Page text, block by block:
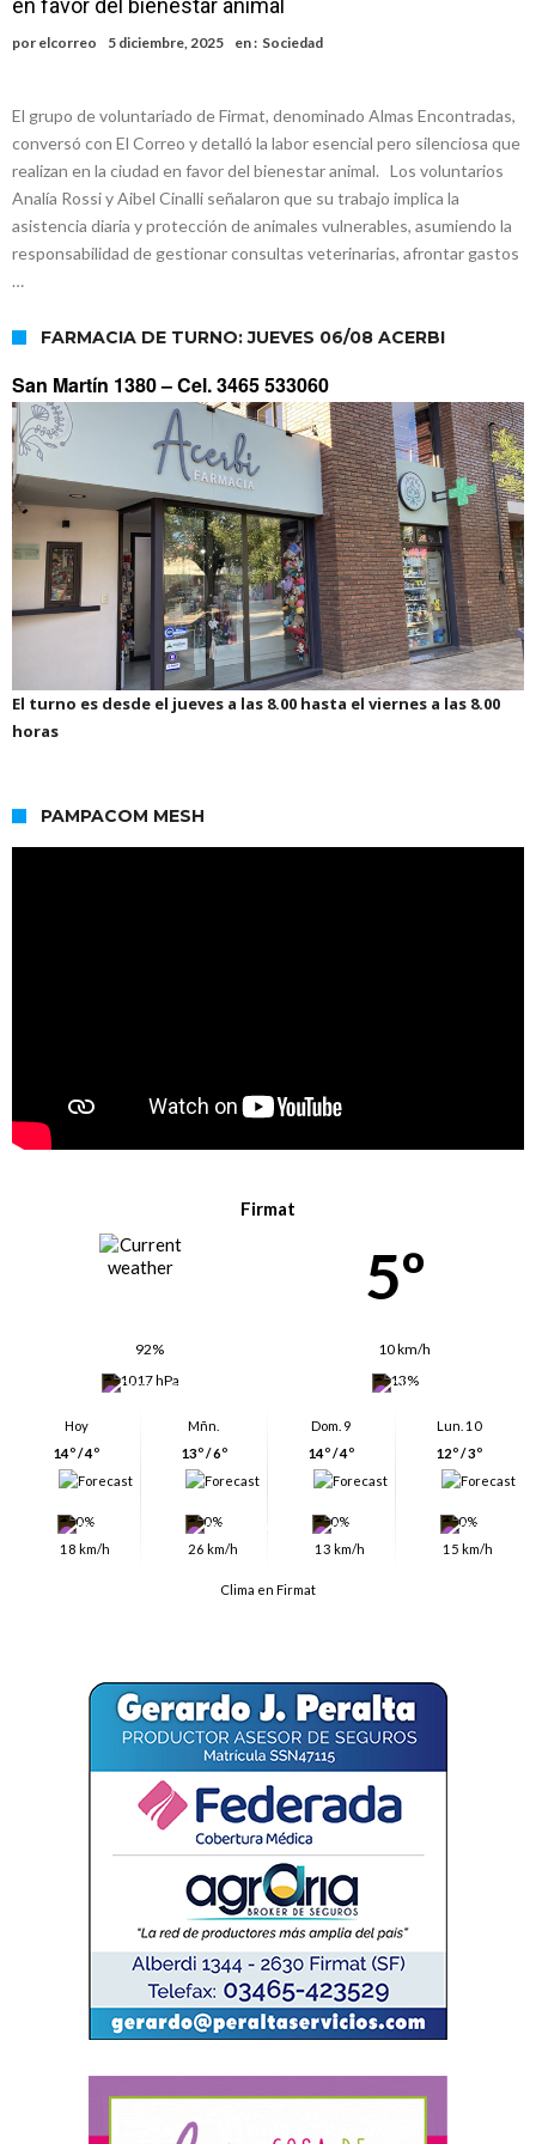
impacto real en la región
Cañada del Ucle se prepara para la 5ª edición de la Expo Dose
Distinguieron a Ramiro Maldonado, el campeón juvenil de malambo
de Los Quirquinchos
Villada: evalúan obras preventivas ante posibles lluvias intensas
en favor del bienestar animal
por elcorreo 5 diciembre, 2025 en : Sociedad
El grupo de voluntariado de Firmat, denominado Almas Encontradas,
conversó con El Correo y detalló la labor esencial pero silenciosa que
realizan en la ciudad en favor del bienestar animal. Los voluntarios
Analía Rossi y Aibel Cinalli señalaron que su trabajo implica la
asistencia diaria y protección de animales vulnerables, asumiendo la
responsabilidad de gestionar consultas veterinarias, afrontar gastos
…
FARMACIA DE TURNO: JUEVES 06/08 ACERBI
San Martín 1380 –Cel. 3465 533060
El turno es desde el jueves a las 8.00 hasta el viernes a las 8.00
horas
PAMPACOM MESH
Firmat
5º
92%
10 km/h
1017 hPa
13%
Hoy
14º / 4º
0%
18 km/h
Mñn.
13º / 6º
0%
26 km/h
Dom. 9
14º / 4º
0%
13 km/h
Lun. 10
12º / 3º
0%
15 km/h
Clima en Firmat